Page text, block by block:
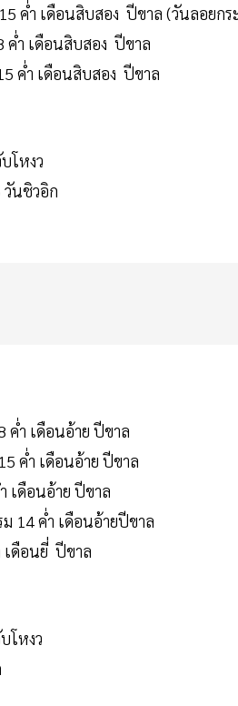
ค่ำ เดือนสิบสอง ปีขาล (วันลอยก
ำ เดือนสิบสอง ปีขาล
ค่ำ เดือนสิบสอง ปีขาล
โหงว
นชิวอิก
ำ เดือนอ้าย ปีขาล
ค่ำ เดือนอ้าย ปีขาล
เดือนอ้าย ปีขาล
14 ค่ำ เดือนอ้ายปีขาล
เดือนยี่ ปีขาล
โหงว